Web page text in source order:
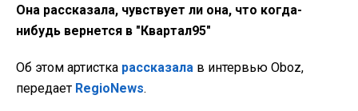
Она рассказала, чувствует ли она, что когда-
нибудь вернется в "Квартал95"
Об этом артистка рассказала в интервью Oboz,
передает RegioNews.